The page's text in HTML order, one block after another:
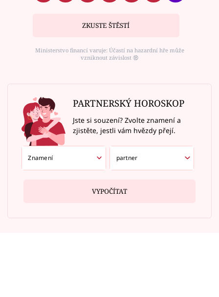
ZKUSTE ŠTĚSTÍ
Ministerstvo financí varuje: Účastí na hazardní hře může
vzniknout závislost ⑱
PARTNERSKÝ HOROSKOP
Jste si souzení? Zvolte znamení a
zjistěte, jestli vám hvězdy přejí.
VYPOČÍTAT